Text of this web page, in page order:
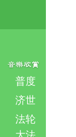
普度
济世
法轮
大法